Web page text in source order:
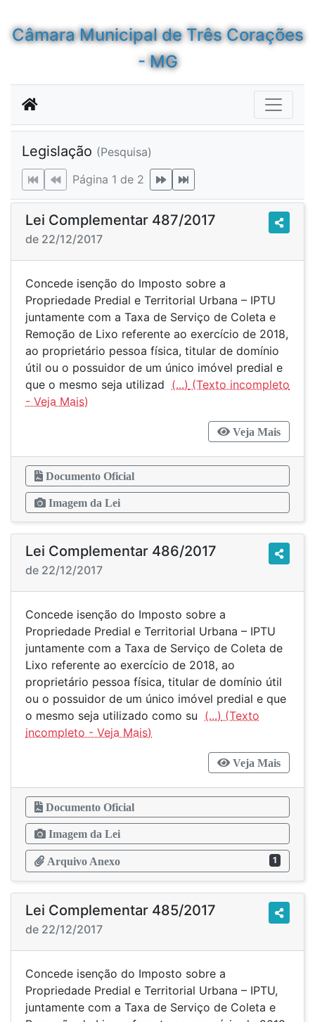
Câmara Municipal de Três Corações
- MG
Legislação (Pesquisa)
Página 1 de 2
Lei Complementar 487/2017
de 22/12/2017
Concede isenção do Imposto sobre a
Propriedade Predial e Territorial Urbana – IPTU
juntamente com a Taxa de Serviço de Coleta e
Remoção de Lixo referente ao exercício de 2018,
ao proprietário pessoa física, titular de domínio
útil ou o possuidor de um único imóvel predial e
que o mesmo seja utilizad (...)
Veja Mais
Documento Oficial
Imagem da Lei
Lei Complementar 486/2017
de 22/12/2017
Concede isenção do Imposto sobre a
Propriedade Predial e Territorial Urbana – IPTU
juntamente com a Taxa de Serviço de Coleta de
Lixo referente ao exercício de 2018, ao
proprietário pessoa física, titular de domínio útil
ou o possuidor de um único imóvel predial e que
o mesmo seja utilizado como su (...)
Veja Mais
Documento Oficial
Imagem da Lei
Arquivo Anexo 1
Lei Complementar 485/2017
de 22/12/2017
Concede isenção do Imposto sobre a
Propriedade Predial e Territorial Urbana – IPTU,
juntamente com a Taxa de Serviço de Coleta e